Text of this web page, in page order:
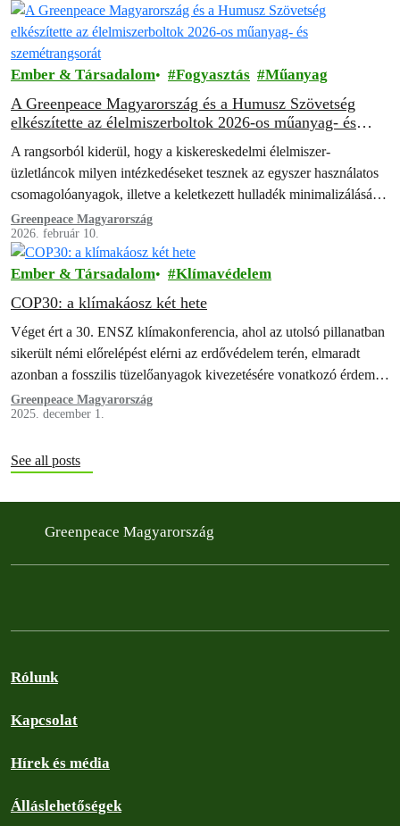
Ember & Társadalom Fogyasztás Műanyag
A Greenpeace Magyarország és a Humusz Szövetség
elkészítette az élelmiszerboltok 2026-os műanyag- és
szemétrangsorát
A rangsorból kiderül, hogy a kiskereskedelmi élelmiszer-
üzletláncok milyen intézkedéseket tesznek az egyszer használatos
csomagolóanyagok, illetve a keletkezett hulladék minimalizálásáért
és hasznosításáért.
Greenpeace Magyarország
2026. február 10.
Ember & Társadalom Klímavédelem
COP30: a klímakáosz két hete
Véget ért a 30. ENSZ klímakonferencia, ahol az utolsó pillanatban
sikerült némi előrelépést elérni az erdővédelem terén, elmaradt
azonban a fosszilis tüzelőanyagok kivezetésére vonatkozó érdemi
megállapodás.
Greenpeace Magyarország
2025. december 1.
See all posts
Greenpeace Magyarország
Rólunk
Kapcsolat
Hírek és média
Álláslehetőségek